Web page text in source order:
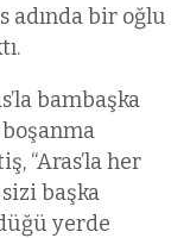
adında bir oğlu
bambaşka
“Aras’la her
başka
yerde